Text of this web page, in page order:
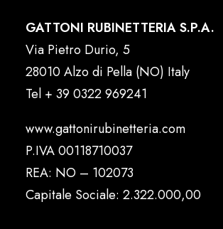
GATTONI RUBINETTERIA S.P.A.
Via Pietro Durio, 5
28010 Alzo di Pella (NO) Italy
Tel + 39 0322 969241
www.gattonirubinetteria.com
P.IVA 00118710037
REA: NO – 102073
Capitale Sociale: 2.322.000,00